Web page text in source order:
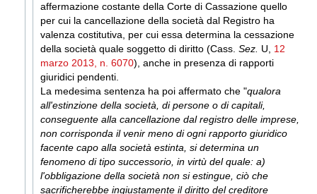
affermazione costante della Corte di Cassazione quello
per cui la cancellazione della società dal Registro ha
valenza costitutiva, per cui essa determina la cessazione
della società quale soggetto di diritto (Cass. Sez. U
12
marzo 2013, n. 6070), anche in presenza di rapporti
giuridici pendenti.
La medesima sentenza ha poi affermato che "qualora
all'estinzione della società, di persone o di capitali,
conseguente alla cancellazione dal registro delle imprese,
non corrisponda il venir meno di ogni rapporto giuridico
facente capo alla società estinta, si determina un
fenomeno di tipo successorio, in virtù del quale: a)
l'obbligazione della società non si estingue, ciò che
sacrificherebbe ingiustamente il diritto del creditore